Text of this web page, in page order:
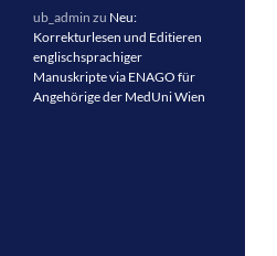
ub_admin zu Neu:
Korrekturlesen und Editieren
englischsprachiger
Manuskripte via ENAGO für
Angehörige der MedUni Wien